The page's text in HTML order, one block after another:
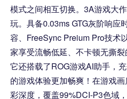
模式之间相互切换。3A游戏大
玩。具备0.03ms GTG灰阶响应
容、FreeSync Preium Pro技术
家享受流畅低延、不卡顿无撕
它还搭载了ROG游戏AI助手，
的游戏体验更加畅爽！在游戏
彩深度，覆盖99%DCI-P3色域